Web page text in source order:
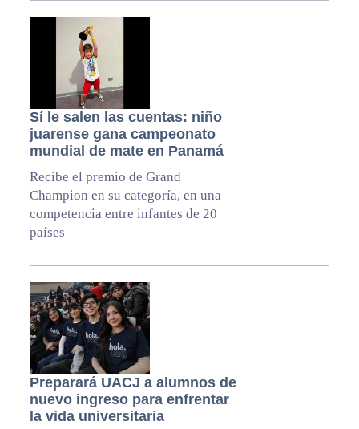
Sí le salen las cuentas: niño
juarense gana campeonato
mundial de mate en Panamá
Recibe el premio de Grand
Champion en su categoría, en una
competencia entre infantes de 20
países
Preparará UACJ a alumnos de
nuevo ingreso para enfrentar
la vida universitaria